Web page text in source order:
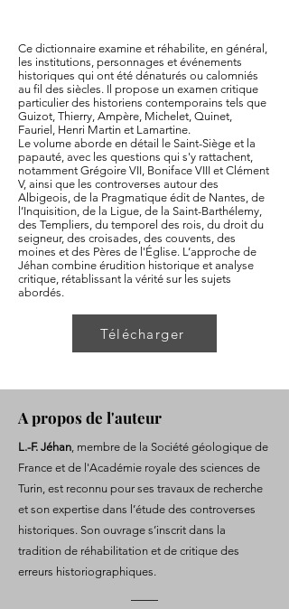
Ce dictionnaire examine et réhabilite, en général,
les institutions, personnages et événements
historiques qui ont été dénaturés ou calomniés
au fil des siècles. Il propose un examen critique
particulier des historiens contemporains tels que
Guizot, Thierry, Ampère, Michelet, Quinet,
Fauriel, Henri Martin et Lamartine.
Le volume aborde en détail le Saint-Siège et la
papauté, avec les questions qui s'y rattachent,
notamment Grégoire VII, Boniface VIII et Clément
V, ainsi que les controverses autour des
Albigeois, de la Pragmatique édit de Nantes, de
l’Inquisition, de la Ligue, de la Saint-Barthélemy,
des Templiers, du temporel des rois, du droit du
seigneur, des croisades, des couvents, des
moines et des Pères de l'Église. L’approche de
Jéhan combine érudition historique et analyse
critique, rétablissant la vérité sur les sujets
abordés.
Télécharger
A propos de l'auteur
L.-F. Jéhan, membre de la Société géologique de
France et de l'Académie royale des sciences de
Turin, est reconnu pour ses travaux de recherche
et son expertise dans l’étude des controverses
historiques. Son ouvrage s’inscrit dans la
tradition de réhabilitation et de critique des
erreurs historiographiques.